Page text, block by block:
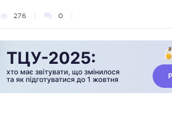
276 0